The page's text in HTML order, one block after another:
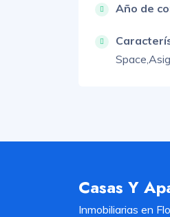
Año de
Space,
Casas Y
Inmobiliarias en